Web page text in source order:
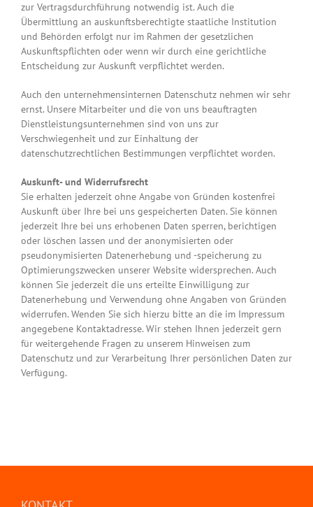
zur Vertragsdurchführung notwendig ist. Auch die
Übermittlung an auskunftsberechtigte staatliche Institution
und Behörden erfolgt nur im Rahmen der gesetzlichen
Auskunftspflichten oder wenn wir durch eine gerichtliche
Entscheidung zur Auskunft verpflichtet werden.
Auch den unternehmensinternen Datenschutz nehmen wir sehr
ernst. Unsere Mitarbeiter und die von uns beauftragten
Dienstleistungsunternehmen sind von uns zur
Verschwiegenheit und zur Einhaltung der
datenschutzrechtlichen Bestimmungen verpflichtet worden.
Auskunft- und Widerrufsrecht
Sie erhalten jederzeit ohne Angabe von Gründen kostenfrei
Auskunft über Ihre bei uns gespeicherten Daten. Sie können
jederzeit Ihre bei uns erhobenen Daten sperren, berichtigen
oder löschen lassen und der anonymisierten oder
pseudonymisierten Datenerhebung und -speicherung zu
Optimierungszwecken unserer Website widersprechen. Auch
können Sie jederzeit die uns erteilte Einwilligung zur
Datenerhebung und Verwendung ohne Angaben von Gründen
widerrufen. Wenden Sie sich hierzu bitte an die im Impressum
angegebene Kontaktadresse. Wir stehen Ihnen jederzeit gern
für weitergehende Fragen zu unserem Hinweisen zum
Datenschutz und zur Verarbeitung Ihrer persönlichen Daten zur
Verfügung.